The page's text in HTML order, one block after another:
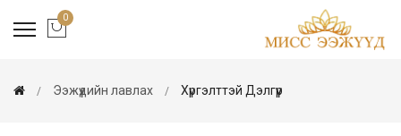
0
Ээжүүдийн лавлах Хүргэлттэй Дэлгүүр